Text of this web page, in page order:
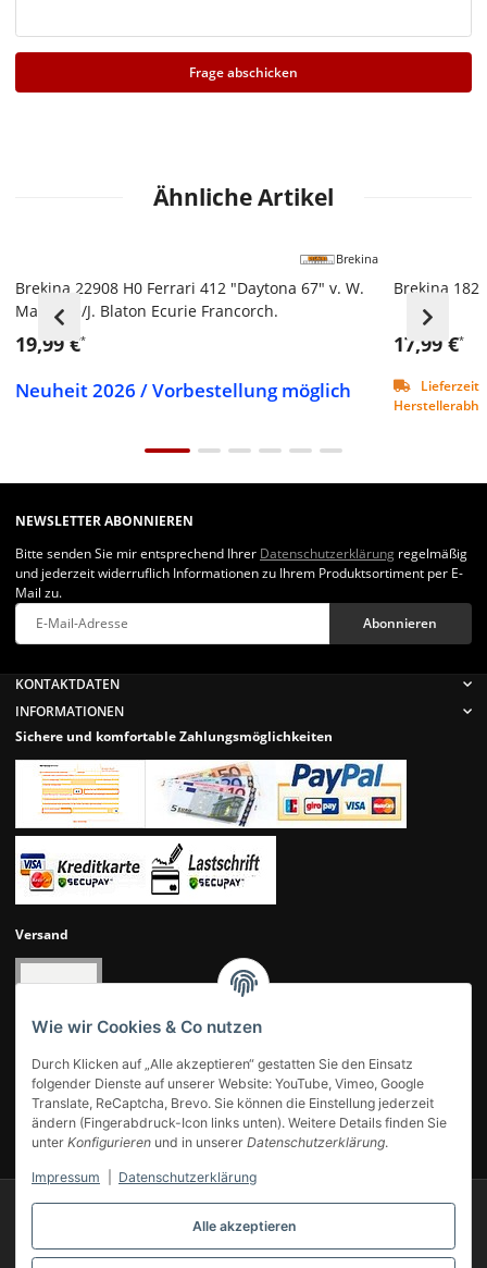
Alle akzeptieren
Wie wir Cookies & Co nutzen
Durch Klicken auf „Alle akzeptieren“ gestatten Sie den Einsatz
folgender Dienste auf unserer Website: YouTube, Vimeo, Google
Translate, ReCaptcha, Brevo. Sie können die Einstellung jederzeit
ändern (Fingerabdruck-Icon links unten). Weitere Details finden Sie
unter Konfigurieren und in unserer Datenschutzerklärung.
Impressum Datenschutzerklärung
Frage abschicken
Ähnliche Artikel
Brekina 22908 H0 Ferrari 412 "Daytona 67" v. W.
Mairesse/J. Blaton Ecurie Francorch.
19,99 €*
Neuheit 2026 / Vorbestellung möglich
Brekina
Brekina
17,99 €*
Lieferzeit
KONTAKTDATEN
INFORMATIONEN
Sichere und komfortable Zahlungsmöglichkeiten
Versand
UNSERE KUNDENBEWERTUNGEN
NEWSLETTER ABONNIEREN
Bitte senden Sie mir entsprechend Ihrer Datenschutzerklärung regelmäßig
und jederzeit widerruflich Informationen zu Ihrem Produktsortiment per E-
Mail zu.
Abonnieren
© 2007-2025 Modellbahn Voigt
Besucherzähler: 14043798
Powered byJTL-Shop